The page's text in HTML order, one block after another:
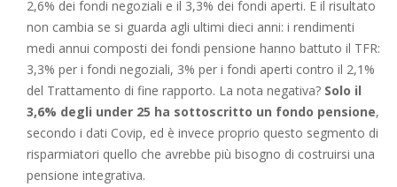
2,6% dei fondi negoziali e il 3,3% dei fondi aperti. E il risultato
non cambia se si guarda agli ultimi dieci anni: i rendimenti
medi annui composti dei fondi pensione hanno battuto il TFR:
3,3% per i fondi negoziali, 3% per i fondi aperti contro il 2,1%
del Trattamento di fine rapporto. La nota negativa? Solo il
3,6% degli under 25 ha sottoscritto un fondo pensione,
secondo i dati Covip, ed è invece proprio questo segmento di
risparmiatori quello che avrebbe più bisogno di costruirsi una
pensione integrativa.